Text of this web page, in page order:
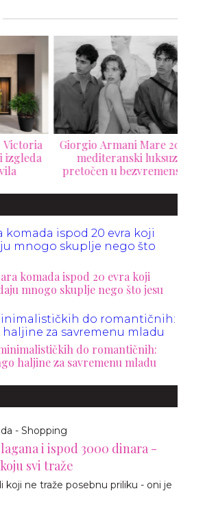
Giorgio Armani Mare 2026:
mediteranski luksuz
pretočen u bezvremensku
komada ispod 20 evra koji
mnogo skuplje nego što jesu
do romantičnih:
haljine za savremenu mladu
- Shopping
i ispod 3000 dinara -
svi traže
koji ne traže posebnu priliku - oni je